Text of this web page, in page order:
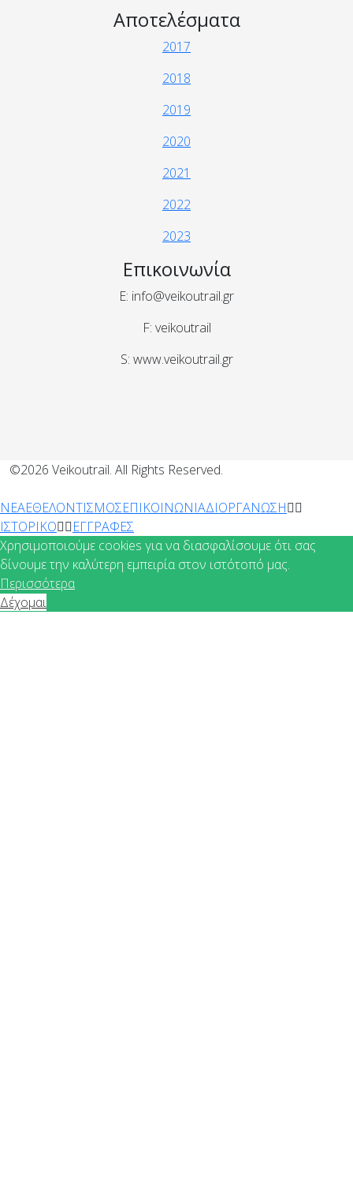
Αποτελέσματα
2017
2018
2019
2020
2021
2022
2023
Επικοινωνία
E: info@veikoutrail.gr
F: veikoutrail
S: www.veikoutrail.gr
©2026 Veikoutrail. All Rights Reserved.
ΝΕΑΕΘΕΛΟΝΤΙΣΜΟΣΕΠΙΚΟΙΝΩΝΙΑΔΙΟΡΓΑΝΩΣΗ
ΙΣΤΟΡΙΚΟ
ΕΓΓΡΑΦΕΣ
Χρησιμοποιούμε cookies για να διασφαλίσουμε ότι σας
δίνουμε την καλύτερη εμπειρία στον ιστότοπό μας.
Περισσότερα
Δέχομαι